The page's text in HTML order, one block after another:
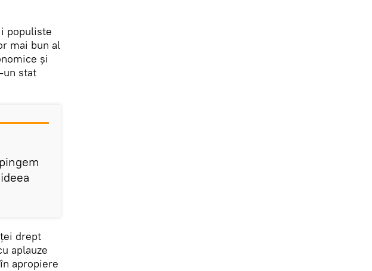
populiste
mai bun al
și
un stat
drept
aplauze
apropiere